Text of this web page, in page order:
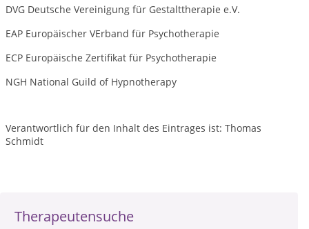
Therapeutensuche
DVG Deutsche Vereinigung für Gestalttherapie e.V.
EAP Europäischer VErband für Psychotherapie
ECP Europäische Zertifikat für Psychotherapie
NGH National Guild of Hypnotherapy
Verantwortlich für den Inhalt des Eintrages ist: Thomas
Schmidt